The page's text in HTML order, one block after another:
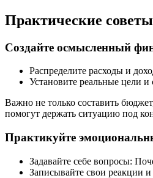
Практические
Создайте осмысленный
Распределите расходы и
Установите реальные цели и
Важно не только составить
помогут держать ситуацию под
Практикуйте
Задавайте себе вопросы:
Записывайте свои реакции